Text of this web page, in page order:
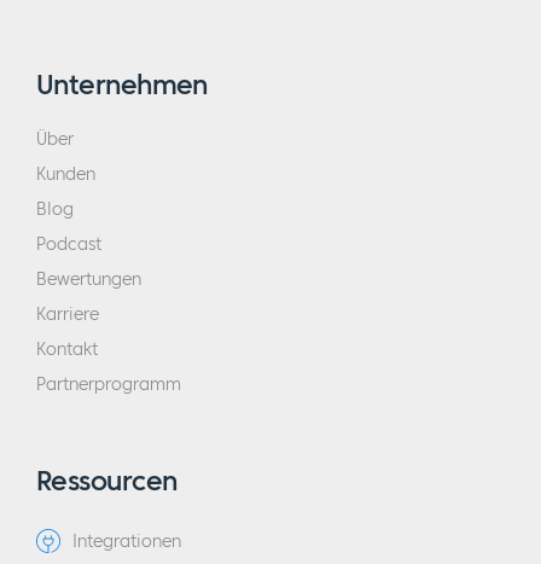
Unternehmen
Über
Kunden
Blog
Podcast
Bewertungen
Karriere
Kontakt
Partnerprogramm
Ressourcen
Integrationen